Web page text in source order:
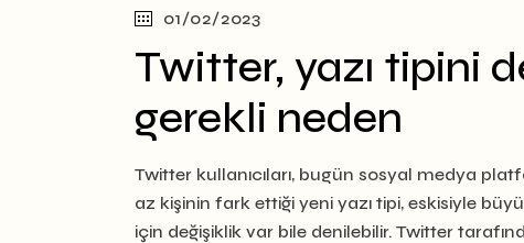
01/02/2023
Twitter, yazı tipini
gerekli neden
Twitter kullanıcıları, bugün sosyal medya
az kişinin fark ettiği yeni yazı tipi, eskisiyle
için değişiklik var bile denilebilir. Twitter